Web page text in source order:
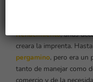
Renacimiento, unas
creara la imprenta.
pergamino, pero era un
tanto de manejar como